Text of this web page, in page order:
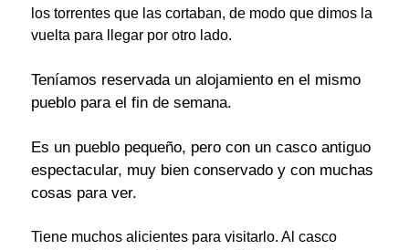
los torrentes que las cortaban, de modo que dimos la
vuelta para llegar por otro lado.
Teníamos reservada un alojamiento en el mismo
pueblo para el fin de semana.
Es un pueblo pequeño, pero con un casco antiguo
espectacular, muy bien conservado y con muchas
cosas para ver.
Tiene muchos alicientes para visitarlo. Al casco